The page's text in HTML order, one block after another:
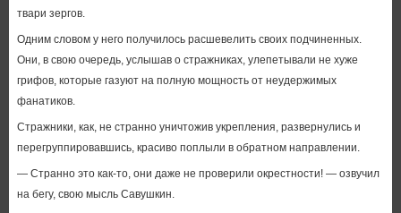
твари зергов.
Одним словом у него получилось расшевелить своих подчиненных.
Они, в свою очередь, услышав о стражниках, улепетывали не хуже
грифов, которые газуют на полную мощность от неудержимых
фанатиков.
Стражники, как, не странно уничтожив укрепления, развернулись и
перегруппировавшись, красиво поплыли в обратном направлении.
— Странно это как-то, они даже не проверили окрестности! — озвучил
на бегу, свою мысль Савушкин.